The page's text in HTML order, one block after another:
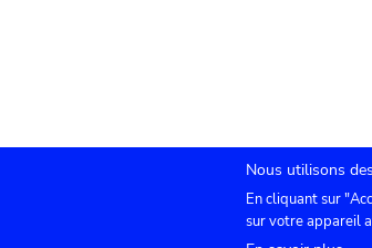
Submenu
Agenda Presse
Nous utilisons
En cliquant sur
sur votre appareil